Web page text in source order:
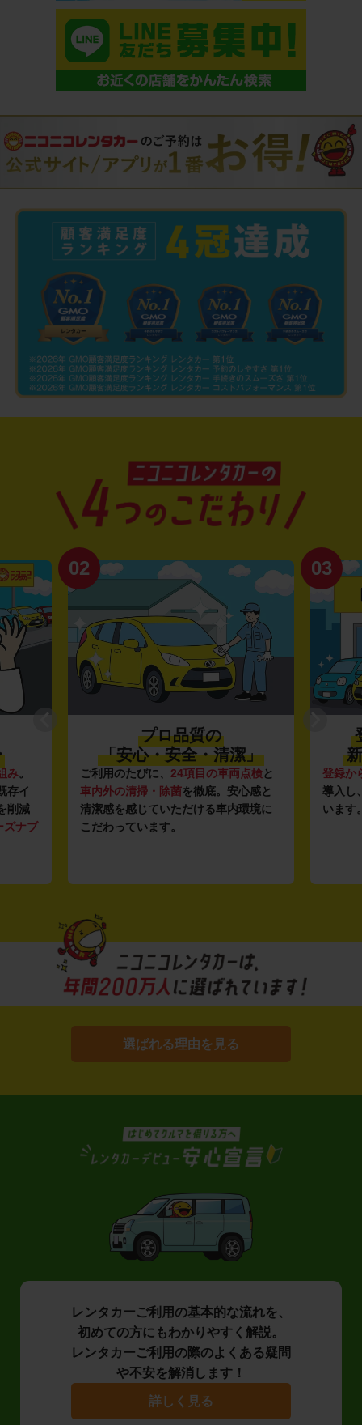
み。
存イ
削減
ズナブ
02
プロ品質の
「安心・安全・清潔」
ご利用のたびに、 24項目の車両点検と
車内外の清掃・除菌を徹底。安心感と
清潔感を感じていただける車内環境に
こだわっています。
03
登録か
導入し
います
選ばれる理由を見る
レンタカーご利用の基本的な流れを、
初めての方にもわかりやすく解説。
レンタカーご利用の際のよくある疑問
や不安を解消します！
詳しく見る